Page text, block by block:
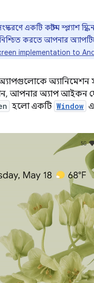
একটি কাস্টম স্প্ল্যাশ
নিশ্চিত করতে আপনার
implementation to
অ্যানিমেশন
অ্যাপ আইকন
হলো একটি Window